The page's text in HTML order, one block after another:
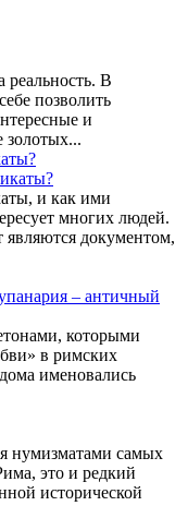
реальность. В
позволить
и
и как ими
многих людей.
документом,
которыми
в римских
именовались
нумизматами самых
это и редкий
исторической